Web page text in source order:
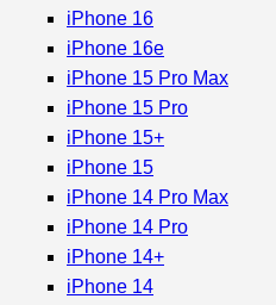
iPhone 16
iPhone 16e
iPhone 15 Pro Max
iPhone 15 Pro
iPhone 15+
iPhone 15
iPhone 14 Pro Max
iPhone 14 Pro
iPhone 14+
iPhone 14